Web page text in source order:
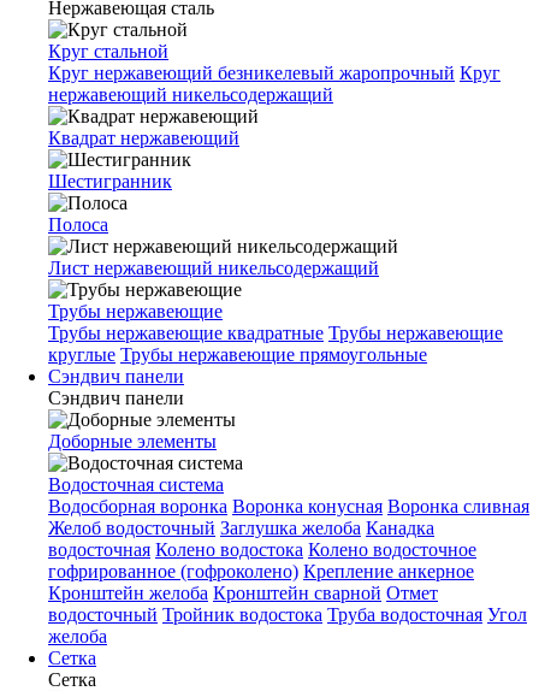
Нержавеющая сталь
Круг стальной
Круг нержавеющий безникелевый жаропрочный Круг
нержавеющий никельсодержащий
Квадрат нержавеющий
Шестигранник
Полоса
Лист нержавеющий никельсодержащий
Трубы нержавеющие
Трубы нержавеющие квадратные Трубы нержавеющие
круглые Трубы нержавеющие прямоугольные
Сэндвич панели
Сэндвич панели
Доборные элементы
Водосточная система
Водосборная воронка Воронка конусная Воронка сливная
Желоб водосточный Заглушка желоба Канадка
водосточная Колено водостока Колено водосточное
гофрированное (гофроколено) Крепление анкерное
Кронштейн желоба Кронштейн сварной Отмет
водосточный Тройник водостока Труба водосточная Угол
желоба
Сетка
Сетка